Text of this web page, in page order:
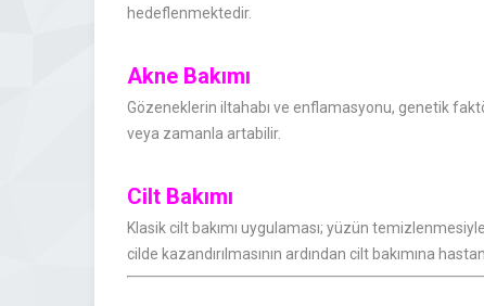
hedeflenmektedir.
Akne Bakımı
Gözeneklerin iltahabı ve enflamasyonu, genetik
veya zamanla artabilir.
Cilt Bakımı
Klasik cilt bakımı uygulaması; yüzün
cilde kazandırılmasının ardından cilt bakımına